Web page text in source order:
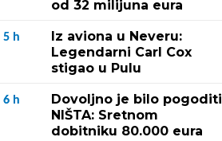
od 32 milijuna eura
5 h
Iz aviona u Neveru:
Legendarni Carl Cox
stigao u Pulu
6 h
Dovoljno je bilo pogoditi
NIŠTA: Sretnom
dobitniku 80.000 eura